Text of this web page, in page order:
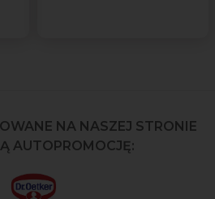
NA NASZEJ STRONIE
AUTOPROMOCJĘ: